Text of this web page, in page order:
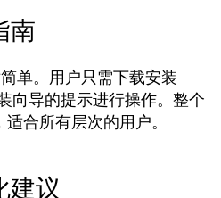
南
单。用户只需下载安装
向导的提示进行操作。整个
合所有层次的用户。
建议